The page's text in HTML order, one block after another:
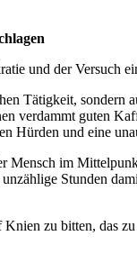
und der Versuch
Tätigkeit,
verdammt guten
Hürden und eine
im
Stunden
zu bitten, das